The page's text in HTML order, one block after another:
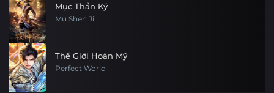
Mục Thần Ký
Mu Shen Ji
Thế Giới Hoàn Mỹ
Perfect World